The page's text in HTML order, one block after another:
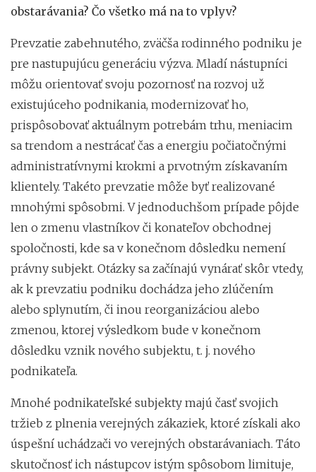
obstarávania? Čo všetko má na to vplyv?
Prevzatie zabehnutého, zväčša rodinného podniku je
pre nastupujúcu generáciu výzva. Mladí nástupníci
môžu orientovať svoju pozornosť na rozvoj už
existujúceho podnikania, modernizovať ho,
prispôsobovať aktuálnym potrebám trhu, meniacim
sa trendom a nestrácať čas a energiu počiatočnými
administratívnymi krokmi a prvotným získavaním
klientely. Takéto prevzatie môže byť realizované
mnohými spôsobmi. V jednoduchšom prípade pôjde
len o zmenu vlastníkov či konateľov obchodnej
spoločnosti, kde sa v konečnom dôsledku nemení
právny subjekt. Otázky sa začínajú vynárať skôr vtedy,
ak k prevzatiu podniku dochádza jeho zlúčením
alebo splynutím, či inou reorganizáciou alebo
zmenou, ktorej výsledkom bude v konečnom
dôsledku vznik nového subjektu, t. j. nového
podnikateľa.
Mnohé podnikateľské subjekty majú časť svojich
tržieb z plnenia verejných zákaziek, ktoré získali ako
úspešní uchádzači vo verejných obstarávaniach. Táto
skutočnosť ich nástupcov istým spôsobom limituje,